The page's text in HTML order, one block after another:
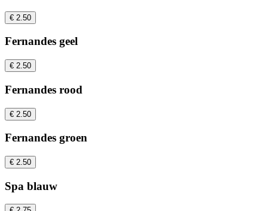
€ 2.50
Fernandes geel
€ 2.50
Fernandes rood
€ 2.50
Fernandes groen
€ 2.50
Spa blauw